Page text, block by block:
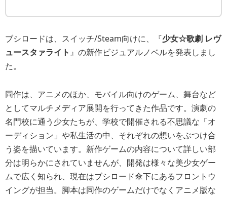
ブシロードは、スイッチ/Steam向けに、『少女☆歌劇 レヴ
ュースタァライト 』の新作ビジュアルノベルを発表しまし
た。
同作は、アニメのほか、モバイル向けのゲーム、舞台など
としてマルチメディア展開を行ってきた作品です。演劇の
名門校に通う少女たちが、学校で開催される不思議な「オ
ーディション」や私生活の中、それぞれの想いをぶつけ合
う姿を描いています。新作ゲームの内容について詳しい部
分は明らかにされていませんが、開発は様々な美少女ゲー
ムで広く知られ、現在はブシロード傘下にあるフロントウ
イングが担当。脚本は同作のゲームだけでなくアニメ版な